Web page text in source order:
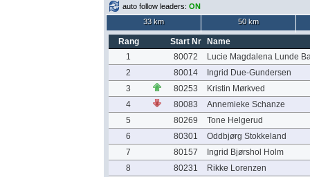
auto follow leaders: ON
33 km
50 km
Rang Start Nr
Name
1
80072
Lucie Magdalena Lunde
2
80014
Ingrid Due-Gundersen
3
80253
Kristin Mørkved
4
80083
Annemieke Schanze
5
80269
Tone Helgerud
6
80301
Oddbjørg Stokkeland
7
80157
Ingrid Bjørshol Holm
8
80231
Rikke Lorenzen